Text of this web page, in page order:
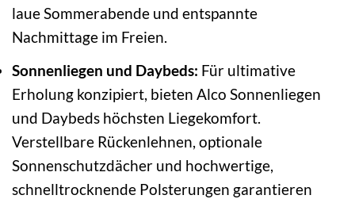
laue Sommerabende und entspannte
Nachmittage im Freien.
Sonnenliegen und Daybeds: Für ultimative
Erholung konzipiert, bieten Alco Sonnenliegen
und Daybeds höchsten Liegekomfort.
Verstellbare Rückenlehnen, optionale
Sonnenschutzdächer und hochwertige,
schnelltrocknende Polsterungen garantieren